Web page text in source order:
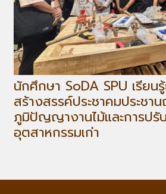
นักศึกษา SoDA SPU เรียน
สร้างสรรค์ประชาคมประช
ภูมิปัญญางานไม้และการปรั
อุตสาหกรรมเก่า